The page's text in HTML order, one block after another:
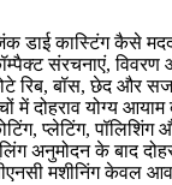
डाई कास्टिंग कैसे
संरचनाएं, विवरण
रिब, बॉस, छेद और
में दोहराव योग्य
प्लेटिंग, पॉलिशिंग
अनुमोदन के बाद
मशीनिंग केवल